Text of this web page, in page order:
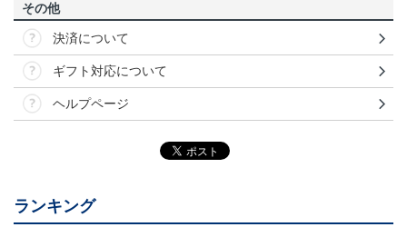
その他
決済について
ギフト対応について
ヘルプページ
ランキング